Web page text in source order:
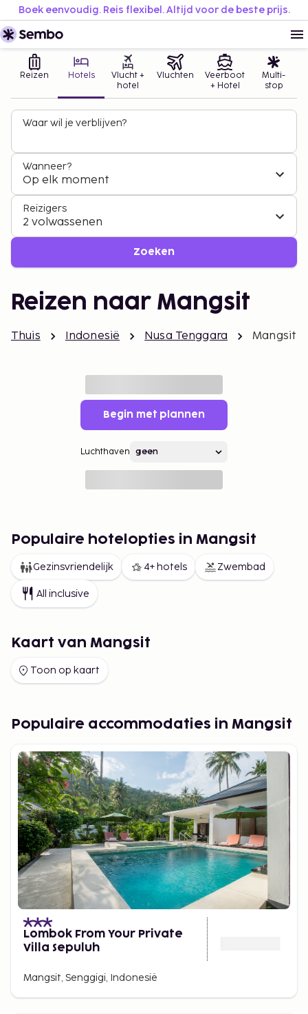
Boek eenvoudig. Reis flexibel. Altijd voor de beste prijs.
Reizen Hotels
Vlucht +
hotel
Vluchten
Veerboot
+ Hotel
Multi-
stop
Waar wil je verblijven?
Wanneer?
Op elk moment
Reizigers
2 volwassenen
Zoeken
Reizen naar Mangsit
Thuis Indonesië Nusa Tenggara Mangsit
Begin met plannen
Luchthaven
Populaire hotelopties in Mangsit
Gezinsvriendelijk 4+ hotels Zwembad
All inclusive
Kaart van Mangsit
Toon op kaart
Populaire accommodaties in Mangsit
Lombok From Your Private
Villa Sepuluh
Mangsit, Senggigi, Indonesië